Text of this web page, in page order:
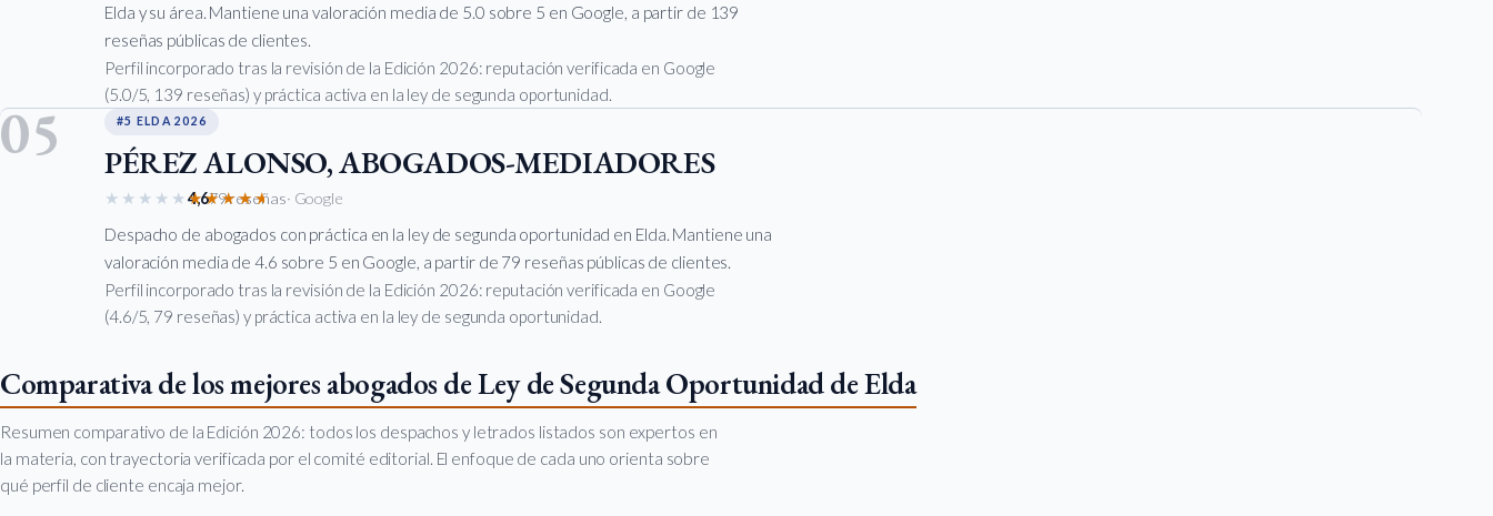
Elda y su área. Mantiene una valoración media de 5.0 sobre 5 en Google, a partir de 139
reseñas públicas de clientes.
Perfil incorporado tras la revisión de la Edición 2026: reputación verificada en Google
(5.0/5, 139 reseñas) y práctica activa en la ley de segunda oportunidad.
05 #5 ELDA 2026
PÉREZ ALONSO, ABOGADOS-MEDIADORES
★★★★★★★★★★
4,679 reseñas· Google
Despacho de abogados con práctica en la ley de segunda oportunidad en Elda. Mantiene una
valoración media de 4.6 sobre 5 en Google, a partir de 79 reseñas públicas de clientes.
Perfil incorporado tras la revisión de la Edición 2026: reputación verificada en Google
(4.6/5, 79 reseñas) y práctica activa en la ley de segunda oportunidad.
Comparativa de los mejores abogados de Ley de Segunda Oportunidad de Elda
Resumen comparativo de la Edición 2026: todos los despachos y letrados listados son expertos en
la materia, con trayectoria verificada por el comité editorial. El enfoque de cada uno orienta sobre
qué perfil de cliente encaja mejor.